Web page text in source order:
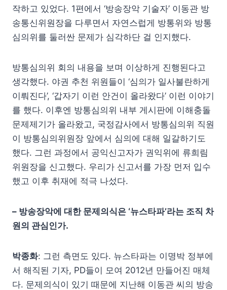
작하고 있었다. 1편에서 ‘방송장악 기술자’ 이동관 방
송통신위원장을 다루면서 자연스럽게 방통위와 방통
심의위를 둘러싼 문제가 심각하단 걸 인지했다.
방통심의위 회의 내용을 보며 이상하게 진행된다고
생각했다. 야권 추천 위원들이 ‘심의가 일사불란하게
이뤄진다’, ‘갑자기 이런 안건이 올라왔다’ 이런 이야기
를 했다. 이후엔 방통심의위 내부 게시판에 이해충돌
문제제기가 올라왔고, 국정감사에서 방통심의위 직원
이 방통심의위원장 앞에서 심의에 대해 일갈하기도
했다. 그런 과정에서 공익신고자가 권익위에 류희림
위원장을 신고했다. 우리가 신고서를 가장 먼저 입수
했고 이후 취재에 적극 나섰다.
– 방송장악에 대한 문제의식은 ‘뉴스타파’라는 조직 차
원의 관심인가.
박종화: 그런 측면도 있다. 뉴스타파는 이명박 정부에
서 해직된 기자, PD들이 모여 2012년 만들어진 매체
다. 문제의식이 있기 때문에 지난해 이동관 씨의 방송